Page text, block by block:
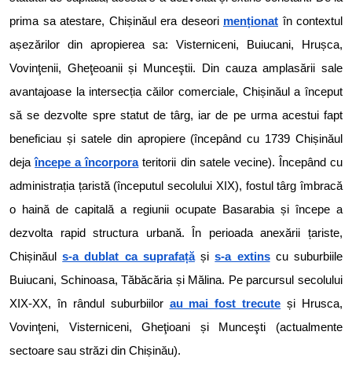
prima sa atestare, Chișinăul era deseori menționat în contextul
așezărilor din apropierea sa: Visterniceni, Buiucani, Hrușca,
Vovinţenii, Gheţeoanii și Munceştii. Din cauza amplasării sale
avantajoase la intersecția căilor comerciale, Chișinăul a început
să se dezvolte spre statut de târg, iar de pe urma acestui fapt
beneficiau și satele din apropiere (începând cu 1739 Chișinăul
dejaîncepe a încorporateritorii din satele vecine). Începând cu
administrația țaristă (începutul secolului XIX), fostul târg îmbracă
o haină de capitală a regiunii ocupate Basarabia și începe a
dezvolta rapid structura urbană. În perioada anexării țariste,
Chișinăuls-a dublat ca suprafațășis-a extinscu suburbiile
Buiucani, Schinoasa, Tăbăcăria și Mălina. Pe parcursul secolului
XIX-XX, în rândul suburbiilor au mai fost trecute și Hrusca,
Vovinţeni, Visterniceni, Gheţioani și Munceşti (actualmente
sectoare sau străzi din Chișinău).